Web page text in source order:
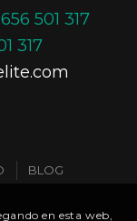
501 317
317
BLOG
en esta web,